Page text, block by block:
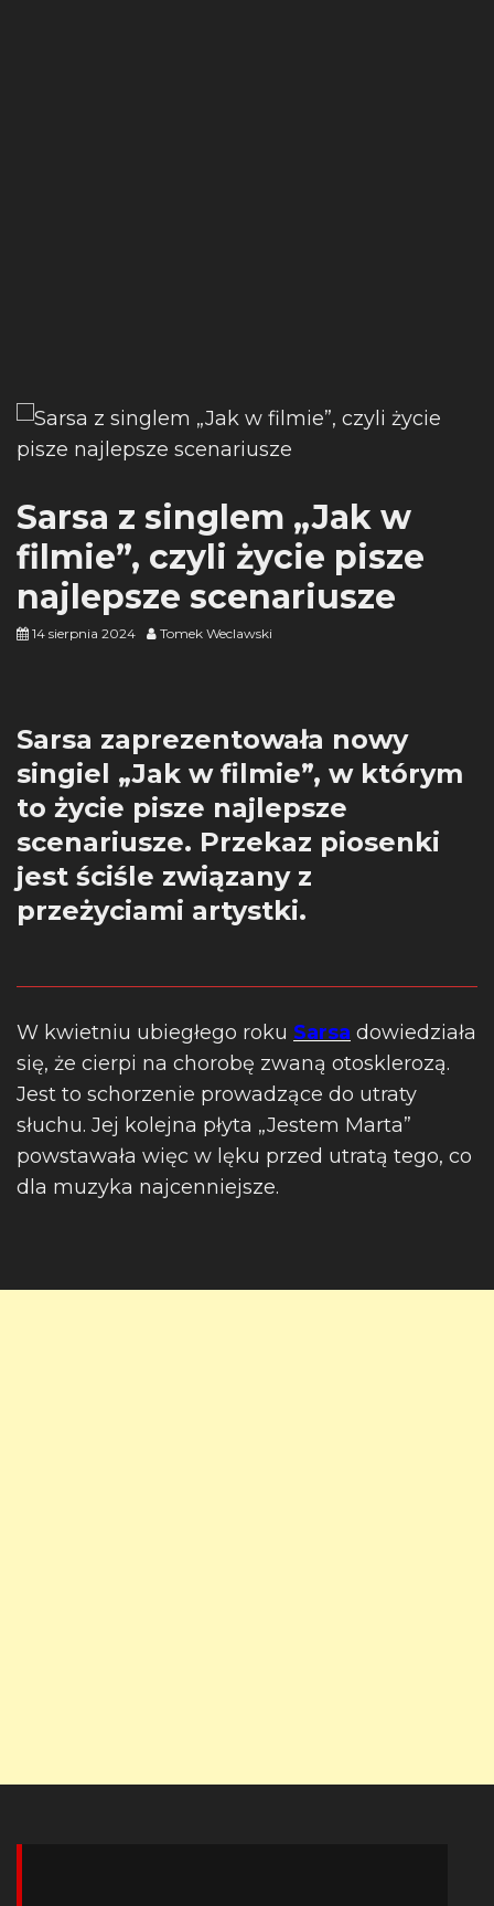
Sarsa z singlem „Jak w
filmie”, czyli życie pisze
najlepsze scenariusze
14 sierpnia 2024 Tomek Weclawski
Sarsa zaprezentowała nowy
singiel „Jak w filmie”, w którym
to życie pisze najlepsze
scenariusze. Przekaz piosenki
jest ściśle związany z
przeżyciami artystki.
W kwietniu ubiegłego roku Sarsa dowiedziała
się, że cierpi na chorobę zwaną otosklerozą.
Jest to schorzenie prowadzące do utraty
słuchu. Jej kolejna płyta „Jestem Marta”
powstawała więc w lęku przed utratą tego, co
dla muzyka najcenniejsze.